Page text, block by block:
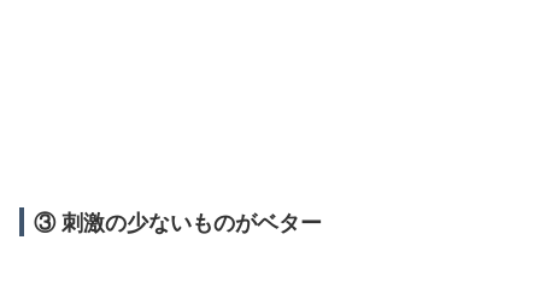
③ 刺激の少ないものがベター